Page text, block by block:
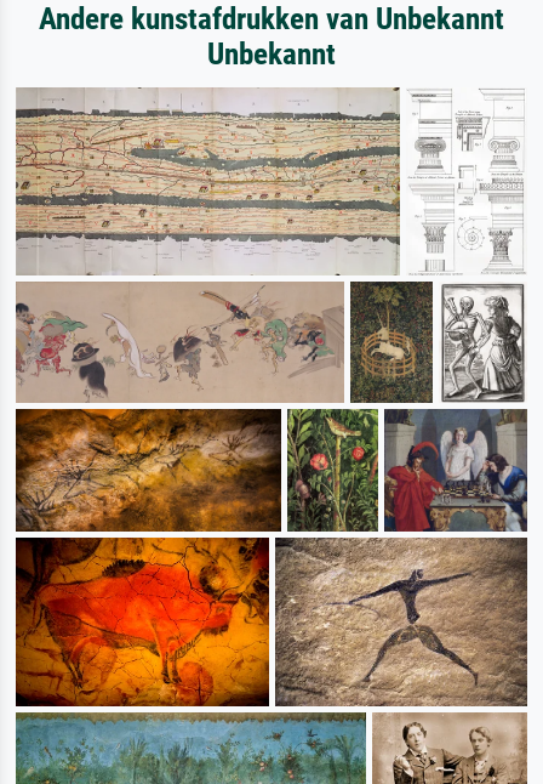
Andere kunstafdrukken van Unbekannt
Unbekannt